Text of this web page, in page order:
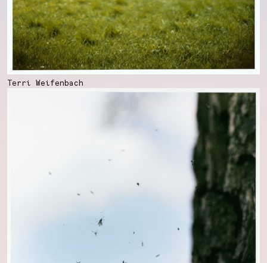
Terri Weifenbach